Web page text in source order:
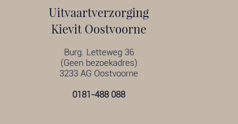
Uitvaartverzorging
Kievit Oostvoorne
Burg. Letteweg 36
(Geen bezoekadres)
3233 AG Oostvoorne
0181-488 088